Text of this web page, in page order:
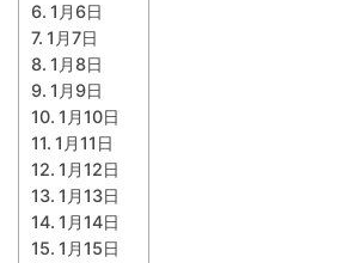
1月6日
1月7日
1月8日
1月9日
1月10日
1月11日
1月12日
1月13日
1月14日
1月15日